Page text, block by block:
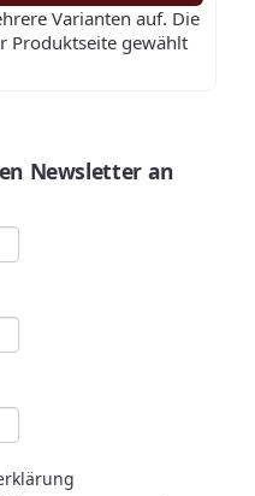
Varianten auf. Die
Produktseite gewählt
Newsletter an